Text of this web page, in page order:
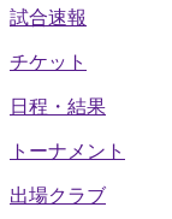
試合速報
チケット
日程・結果
トーナメント
出場クラブ